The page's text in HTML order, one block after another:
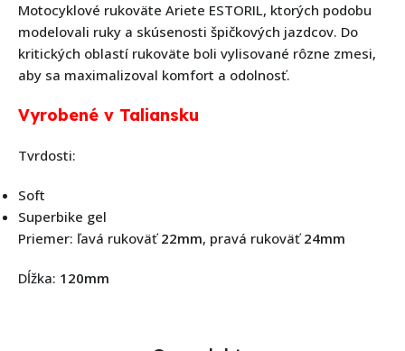
Motocyklové rukoväte Ariete ESTORIL, ktorých podobu
modelovali ruky a skúsenosti špičkových jazdcov. Do
kritických oblastí rukoväte boli vylisované rôzne zmesi,
aby sa maximalizoval komfort a odolnosť.
Vyrobené v Taliansku
Tvrdosti:
Soft
Superbike gel
Priemer: ľavá rukoväť 22mm, pravá rukoväť 24mm
Dĺžka: 120mm